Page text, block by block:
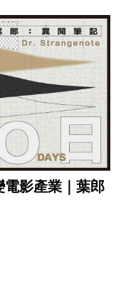
電影產業｜葉郎